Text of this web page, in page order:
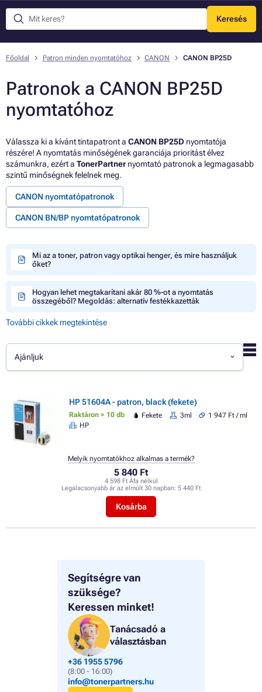
Keresés
Menü
Segítségre van
szüksége?
Keressen minket!
Tanácsadó a
választásban
+36 1955 5796
(8:00 - 16:00)
info@tonerpartners.hu
Főoldal Patron minden nyomtatóhoz CANON CANON BP25D
Patronok a CANON BP25D
nyomtatóhoz
Válassza ki a kívánt tintapatront a CANON BP25D nyomtatója
részére! A nyomtatás minőségének garanciája prioritást élvez
számunkra, ezért a TonerPartner nyomtató patronok a legmagasabb
szintű minőségnek felelnek meg.
CANON nyomtatópatronok
CANON BN/BP nyomtatópatronok
Mi az a toner, patron vagy optikai henger, és mire használjuk
őket?
Hogyan lehet megtakarítani akár 80 %-ot a nyomtatás
összegéből? Megoldás: alternatív festékkazetták
További cikkek megtekintése
Ajánljuk
HP 51604A - patron, black (fekete)
Raktáron > 10 db Fekete 3ml
1 947 Ft / ml
HP
5 840 Ft
4 598 Ft Áfa nélkül
Legalacsonyabb ár az elmúlt 30 napban: 5 440 Ft
Kosárba
Melyik nyomtatókhoz alkalmas a termék?